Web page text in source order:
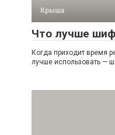
Крыша
Что лучше
Когда приходит время
лучше использовать —